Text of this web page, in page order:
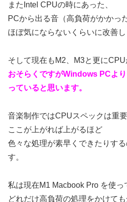
またIntel CPUの時にあった、
PCから出る音（高負荷がかかっ
ほぼ気にならないくらいに改善し
そして現在もM2、M3と更にCPU
おそらくですがWindows PCよ
っていると思います。
音楽制作ではCPUスペックは重
ここが上がれば上がるほど
色々な処理が素早くできたりす
す。
私は現在M1 Macbook Pro を使っ
どれだけ高負荷の処理をかけて